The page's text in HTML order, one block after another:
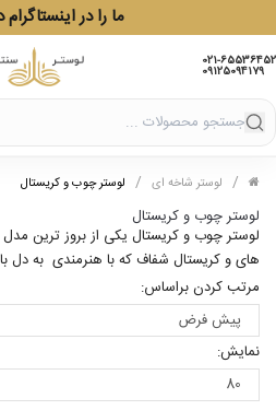
ما را در اینستاگرام
021-65536452
09125094179
/ لوستر شاخه ای / لوستر چوب و کریستال
لوستر چوب و کریستال
لوستر چوب و کریستال یکی از بروز ترین
های و کریستال شفاف که با هنرمندی به دل
مرتب کردن براساس:
نمایش: